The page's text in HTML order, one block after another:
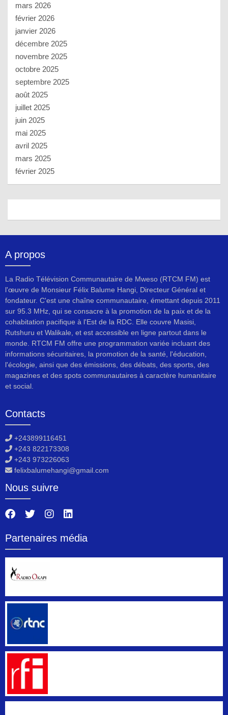
mars 2026
février 2026
janvier 2026
décembre 2025
novembre 2025
octobre 2025
septembre 2025
août 2025
juillet 2025
juin 2025
mai 2025
avril 2025
mars 2025
février 2025
A propos
La Radio Télévision Communautaire de Mweso (RTCM FM) est
l'œuvre de Monsieur Félix Balume Hangi, Directeur Général et
fondateur. C'est une chaîne communautaire, émettant depuis 2011
sur 95.3 MHz, qui se consacre à la promotion de la paix et de la
cohabitation pacifique à l'Est de la RDC. Elle couvre Masisi,
Rutshuru et Walikale, et est accessible en ligne partout dans le
monde. RTCM FM offre une programmation variée incluant des
informations sécuritaires, la promotion de la santé, l'éducation,
l'écologie, ainsi que des émissions, des débats, des sports, des
magazines et des spots communautaires à caractère humanitaire
et social.
Contacts
+243899116451
+243 822173308
+243 973226063
felixbalumehangi@gmail.com
Nous suivre
Partenaires média